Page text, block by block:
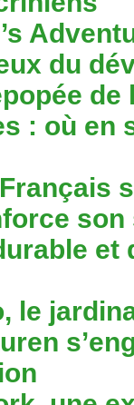
du
de
: où en
Français
et
le